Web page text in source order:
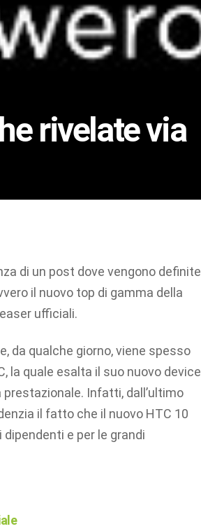
rivelate via
di un post dove vengono definite
il nuovo top di gamma della
ufficiali.
da qualche giorno, viene spesso
la quale esalta il suo nuovo device
Infatti, dall’ultimo
il fatto che il nuovo HTC 10
e per le grandi